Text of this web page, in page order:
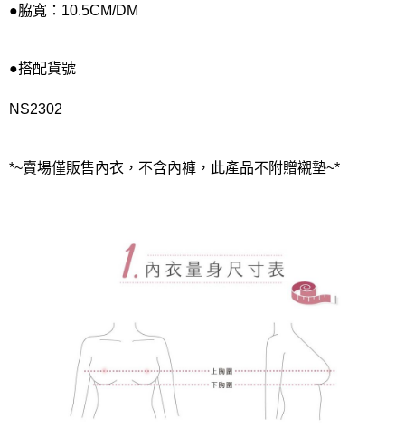
●脇寬：10.5CM/DM
●搭配貨號
NS2302
*~賣場僅販售內衣，不含內褲，此產品不附贈襯墊~*